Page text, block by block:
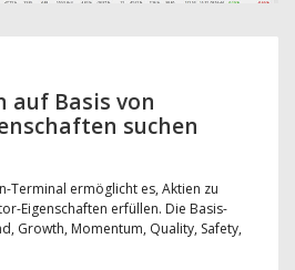
auf Basis von
suchen
Terminal ermöglicht es, Aktien zu
Eigenschaften erfüllen. Die Basis-
Growth, Momentum, Quality, Safety,